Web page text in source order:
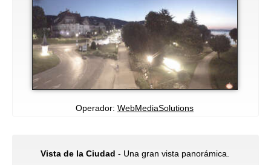
Operador: WebMediaSolutions
Vista de la Ciudad - Una gran vista panorámica.